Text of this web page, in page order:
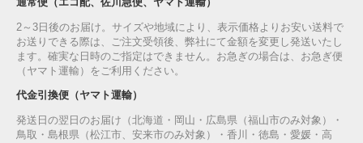
通常便（エコ配、佐川急便、ヤマト運輸）
2～3日後のお届け。サイズや地域により、表示価格よりお安い送料で
お送りできる際は、ご注文受領後、弊社にて金額を変更し発送いたし
ます。確実な日時のご指定はできません。お急ぎの場合は、お急ぎ便
（ヤマト運輸）をご利用ください。
代金引換便（ヤマト運輸）
発送日の翌日のお届け（北海道・岡山・広島県（福山市のみ対象）・
鳥取・島根県（松江市、安来市のみ対象）・香川・徳島・愛媛・高